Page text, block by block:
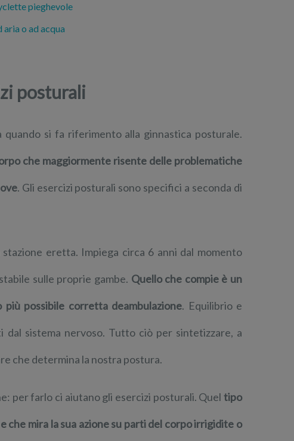
pieghevole
o ad acqua
posturali
si fa riferimento alla ginnastica posturale.
che maggiormente risente delle problematiche
. Gli esercizi posturali sono specifici a seconda di
eretta. Impiega circa 6 anni dal momento
sulle proprie gambe. Quello che compie è un
possibile corretta deambulazione. Equilibrio e
dal sistema nervoso. Tutto ciò per sintetizzare, a
che determina la nostra postura.
per farlo ci aiutano gli esercizi posturali. Quel tipo
che mira la sua azione su parti del corpo irrigidite o